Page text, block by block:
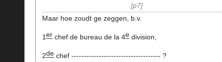
p7
Maar hoe zoudt ge zeggen, b.v.
1erchef de bureau de la 4edivision,
2dechef ------------------------------------ ?